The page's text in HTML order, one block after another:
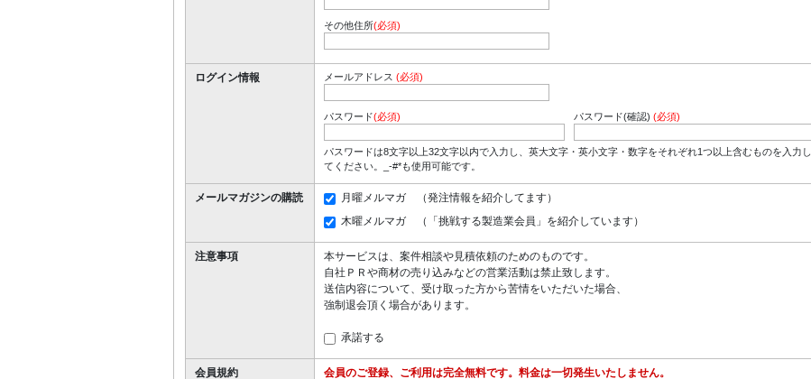
その他住所(必須)
ログイン情報 メールアドレス (必須)
パスワード(必須) パスワード(確認) (必須)
パスワードは8文字以上32文字以内で入力し、英大文字・英小文字・数字をそれぞれ1つ以上含むものを入力し
てください。_-#*も使用可能です。
メールマガジンの購読
月曜メルマガ （発注情報を紹介してます）
木曜メルマガ （「挑戦する製造業会員」を紹介しています）
注意事項
本サービスは、案件相談や見積依頼のためのものです。
自社ＰＲや商材の売り込みなどの営業活動は禁止致します。
送信内容について、受け取った方から苦情をいただいた場合、
強制退会頂く場合があります。
承諾する
会員規約 会員のご登録、ご利用は完全無料です。料金は一切発生いたしません。